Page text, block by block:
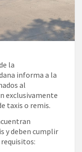
la
informa a la
al
exclusivamente
taxis o remis.
y deben cumplir